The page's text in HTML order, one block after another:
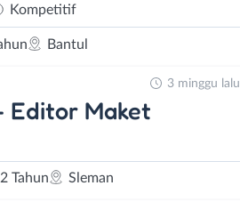
Kompetitif
Bantul
Editor Maket
Tahun Sleman
3 minggu lalu